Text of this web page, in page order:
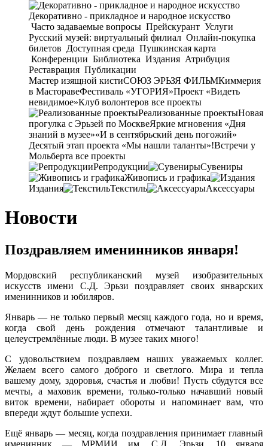
Декоративно - прикладное и народное искусство
Часто задаваемые вопросы Прейскурант Услуги
Русский музей: виртуальный филиал Онлайн-покупка
билетов Доступная среда Пушкинская карта
Конференции Библиотека Издания Атрибуция
Реставрация Публикации
Мастер изящной кистиСОЮЗ ЭРЬЗЯ ФИЛЬМКиммерия
в МасторавеФестиваль «УГОРИЯ»Проект «Видеть
невидимое»Клуб волонтеров все проекты
Реализованные проектыНовая
прогулка с Эрьзей по МосквеЯркие мгновения «Дня
знаний в музее»«И в сентябрьский день погожий»
Десятый этап проекта «Мы нашли таланты»!Встречи у
Мольберта все проекты
Репродукции
Сувениры
Живопись и графика
Издания
Текстиль Аксессуары
Новости
Поздравляем именинников января!
Мордовский республиканский музей изобразительных
искусств имени С.Д. Эрьзи поздравляет своих январских
именинников и юбиляров.
Январь — не только первый месяц каждого года, но и время,
когда свой день рождения отмечают талантливые и
целеустремлённые люди. В музее таких много!
С удовольствием поздравляем наших уважаемых коллег.
Желаем всего самого доброго и светлого. Мира и тепла
вашему дому, здоровья, счастья и любви! Пусть сбудутся все
мечты, а маховик времени, только-только начавший новый
виток времени, набирает обороты и напоминает вам, что
впереди ждут большие успехи.
Ещё январь — месяц, когда поздравления принимает главный
именинник — МРМИИ им. С.Д. Эрьзи. 10 января